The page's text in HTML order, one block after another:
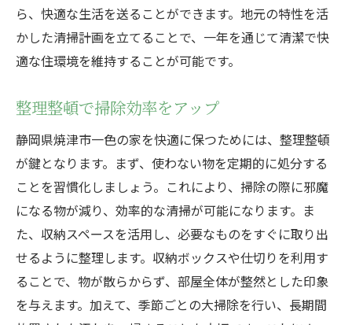
地元で培われた清掃ノウハウ
自然に優しいクリーニングの方法
地域の特性を考慮した掃除の重要性
クリーニングの技
快適な住まいを作るための掃除計画
住環境を一新するクリーニングテクニック
焼津市一色の家庭に最適な掃除法
健康的な生活を支える清掃の技
心地よい空間を実現する掃除の工夫
住環境を改善するための継続的な掃除
ら、快適な生活を送ることができます。地元の特性を活
かした清掃計画を立てることで、一年を通じて清潔で快
適な住環境を維持することが可能です。
整理整頓で掃除効率をアップ
静岡県焼津市一色の家を快適に保つためには、整理整頓
が鍵となります。まず、使わない物を定期的に処分する
ことを習慣化しましょう。これにより、掃除の際に邪魔
になる物が減り、効率的な清掃が可能になります。ま
た、収納スペースを活用し、必要なものをすぐに取り出
せるように整理します。収納ボックスや仕切りを利用す
ることで、物が散らからず、部屋全体が整然とした印象
を与えます。加えて、季節ごとの大掃除を行い、長期間